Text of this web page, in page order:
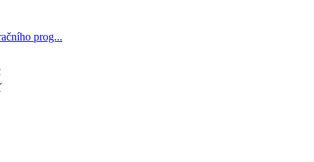
prog...